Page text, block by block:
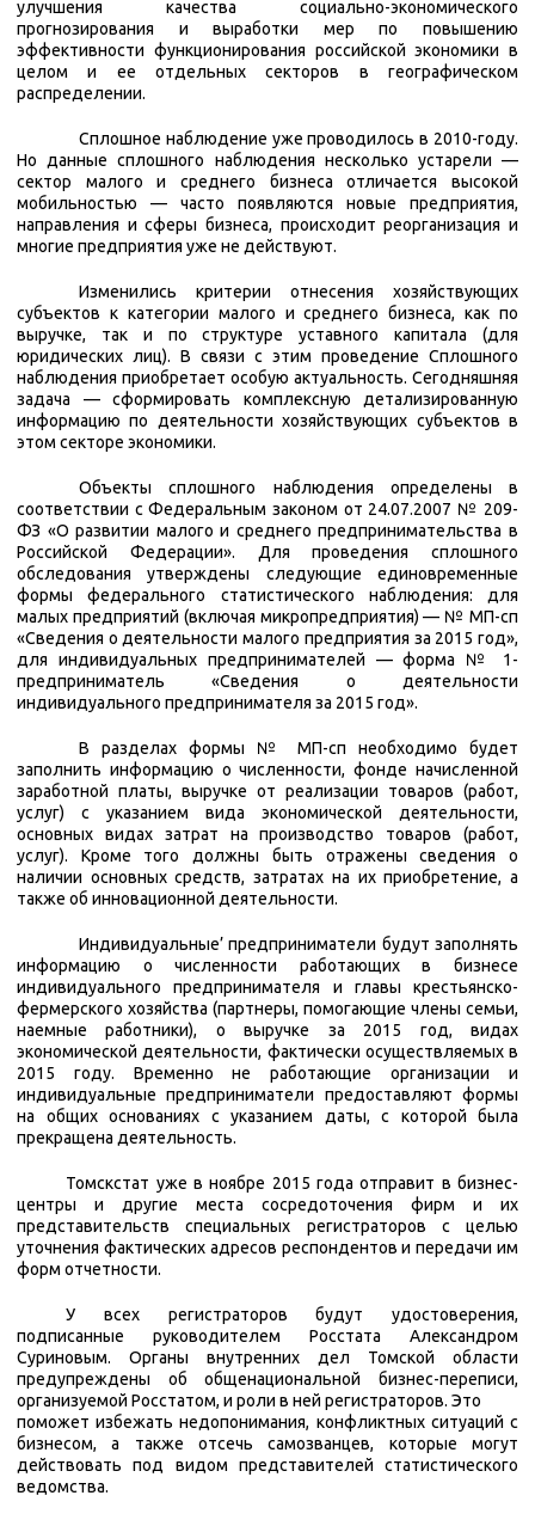
улучшения качества социально-экономического
прогнозирования и выработки мер по повышению
эффективности функционирования российской экономики в
целом и ее отдельных секторов в географическом
распределении.
Сплошное наблюдение уже проводилось в 2010-году.
Но данные сплошного наблюдения несколько устарели —
сектор малого и среднего бизнеса отличается высокой
мобильностью — часто появляются новые предприятия,
направления и сферы бизнеса, происходит реорганизация и
многие предприятия уже не действуют.
Изменились критерии отнесения хозяйствующих
субъектов к категории малого и среднего бизнеса, как по
выручке, так и по структуре уставного капитала (для
юридических лиц). В связи с этим проведение Сплошного
наблюдения приобретает особую актуальность. Сегодняшняя
задача — сформировать комплексную детализированную
информацию по деятельности хозяйствующих субъектов в
этом секторе экономики.
Объекты сплошного наблюдения определены в
соответствии с Федеральным законом от 24.07.2007 № 209-
ФЗ «О развитии малого и среднего предпринимательства в
Российской Федерации». Для проведения сплошного
обследования утверждены следующие единовременные
формы федерального статистического наблюдения: для
малых предприятий (включая микропредприятия) — № МП-сп
«Сведения о деятельности малого предприятия за 2015 год»,
для индивидуальных предпринимателей — форма № 1-
предприниматель «Сведения о деятельности
индивидуального предпринимателя за 2015 год».
В разделах формы № МП-сп необходимо будет
заполнить информацию о численности, фонде начисленной
заработной платы, выручке от реализации товаров (работ,
услуг) с указанием вида экономической деятельности,
основных видах затрат на производство товаров (работ,
услуг). Кроме того должны быть отражены сведения о
наличии основных средств, затратах на их приобретение, а
также об инновационной деятельности.
Индивидуальные’ предприниматели будут заполнять
информацию о численности работающих в бизнесе
индивидуального предпринимателя и главы крестьянско-
фермерского хозяйства (партнеры, помогающие члены семьи,
наемные работники), о выручке за 2015 год, видах
экономической деятельности, фактически осуществляемых в
2015 году. Временно не работающие организации и
индивидуальные предприниматели предоставляют формы
на общих основаниях с указанием даты, с которой была
прекращена деятельность.
Томскстат уже в ноябре 2015 года отправит в бизнес-
центры и другие места сосредоточения фирм и их
представительств специальных регистраторов с целью
уточнения фактических адресов респондентов и передачи им
форм отчетности.
У всех регистраторов будут удостоверения,
подписанные руководителем Росстата Александром
Суриновым. Органы внутренних дел Томской области
предупреждены об общенациональной бизнес-переписи,
организуемой Росстатом, и роли в ней регистраторов. Это
поможет избежать недопонимания, конфликтных ситуаций с
бизнесом, а также отсечь самозванцев, которые могут
действовать под видом представителей статистического
ведомства.